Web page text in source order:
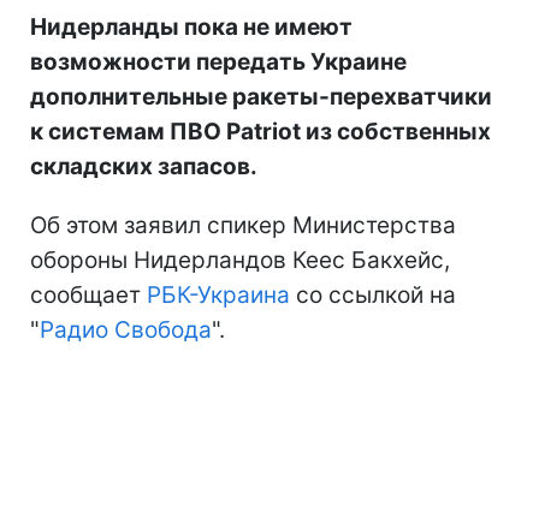
Нидерланды пока не имеют
возможности передать Украине
дополнительные ракеты-перехватчики
к системам ПВО Patriot из собственных
складских запасов.
Об этом заявил спикер Министерства
обороны Нидерландов Кеес Бакхейс,
сообщает РБК-Украина со ссылкой на
"Радио Свобода".